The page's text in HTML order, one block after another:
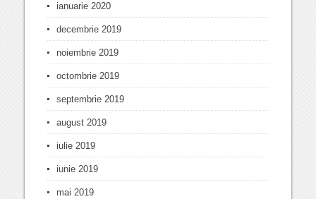
ianuarie 2020
decembrie 2019
noiembrie 2019
octombrie 2019
septembrie 2019
august 2019
iulie 2019
iunie 2019
mai 2019